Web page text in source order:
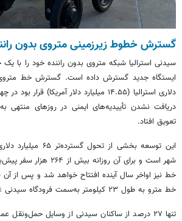
گسترش خطوط زیرزمینی متروی بدون
دلاری استرالیا (۱۴.۵۵ میلیارد دلار آمریکا)
دریافت نشدن تأییدیه‌های ایمنی در روزهای منتهی به
تعویق افتاد.
این توسعه بخشی از
شهر است و برای آن
خط مترو به طول ۲۳ کیلومتر به‌سمت فرودگاه سیدنی غربی راه‌اندازی شود.
تنها ۲۷ درصد از ساکنان سیدنی از وسایل